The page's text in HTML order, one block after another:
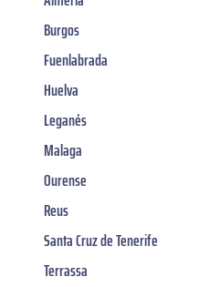
Burgos
Fuenlabrada
Huelva
Leganés
Malaga
Ourense
Reus
Santa Cruz de Tenerife
Terrassa